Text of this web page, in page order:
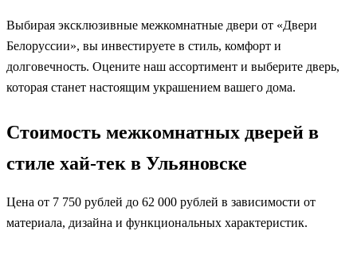
Выбирая эксклюзивные межкомнатные двери от «Двери
Белоруссии», вы инвестируете в стиль, комфорт и
долговечность. Оцените наш ассортимент и выберите дверь,
которая станет настоящим украшением вашего дома.
Стоимость межкомнатных дверей в
стиле хай-тек в Ульяновске
Цена от 7 750 рублей до 62 000 рублей в зависимости от
материала, дизайна и функциональных характеристик.